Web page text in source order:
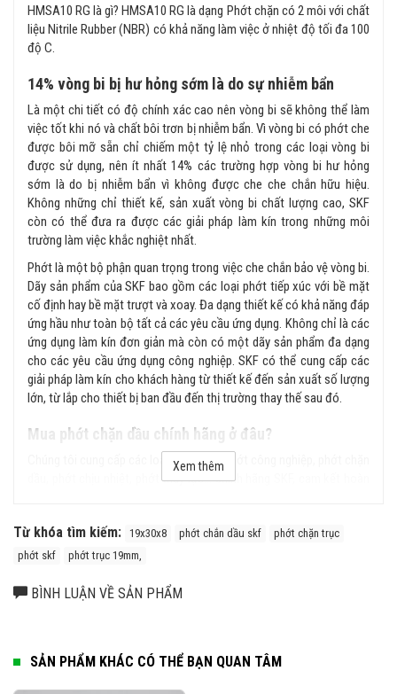
HMSA10 RG là gì? HMSA10 RG là dạng Phớt chặn có 2 môi với chất
liệu Nitrile Rubber (NBR) có khả năng làm việc ở nhiệt độ tối đa 100
độ C.
14% vòng bi bị hư hỏng sớm là do sự nhiễm bẩn
Là một chi tiết có độ chính xác cao nên vòng bi sẽ không thể làm
việc tốt khi nó và chất bôi trơn bị nhiễm bẩn. Vì vòng bi có phớt che
được bôi mỡ sẵn chỉ chiếm một tỷ lệ nhỏ trong các loại vòng bi
được sử dụng, nên ít nhất 14% các trường hợp vòng bi hư hỏng
sớm là do bị nhiễm bẩn vì không được che che chắn hữu hiệu.
Không những chỉ thiết kế, sản xuất vòng bi chất lượng cao, SKF
còn có thể đưa ra được các giải pháp làm kín trong những môi
trường làm việc khắc nghiệt nhất.
Phớt là một bộ phận quan trọng trong việc che chắn bảo vệ vòng bi.
Dãy sản phẩm của SKF bao gồm các loại phớt tiếp xúc với bề mặt
cố định hay bề mặt trượt và xoay. Đa dạng thiết kế có khả năng đáp
ứng hầu như toàn bộ tất cả các yêu cầu ứng dụng. Không chỉ là các
ứng dụng làm kín đơn giản mà còn có một dãy sản phẩm đa dạng
cho các yêu cầu ứng dụng công nghiệp. SKF có thể cung cấp các
giải pháp làm kín cho khách hàng từ thiết kế đến sản xuất số lượng
lớn, từ lắp cho thiết bị ban đầu đến thị trường thay thế sau đó.
Mua phớt chặn dầu chính hãng ở đâu?
Chúng tôi cung cấp các loại sản phẩm phớt công nghiệp, phớt chặn
dầu, phớt chịu nhiệt, phớt thủy lực... chính hãng SKF, cam kết hoàn
phẩm.
Xem thêm
Từ khóa tìm kiếm: 19x30x8 phớt chắn dầu skf
phớt chặn trục
phớt skf
phớt trục 19mm,
BÌNH LUẬN VỀ SẢN PHẨM
SẢN PHẨM KHÁC CÓ THỂ BẠN QUAN TÂM